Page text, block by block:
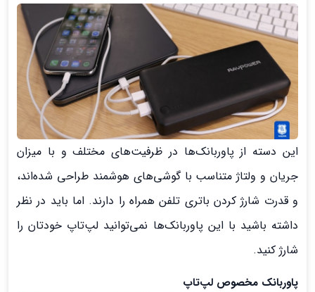
این دسته از پاوربانک‌ها در ظرفیت‌های مختلف و با میزان
جریان و ولتاژ متناسب با گوشی‌های هوشمند طراحی شده‌اند،
و قدرت شارژ کردن باتری تلفن همراه را دارند. اما باید در نظر
داشته باشید با این پاوربانک‌ها نمی‌توانید لپ‌تاپ خودتان را
شارژ کنید.
پاوربانک مخصوص لپ‌تاپ